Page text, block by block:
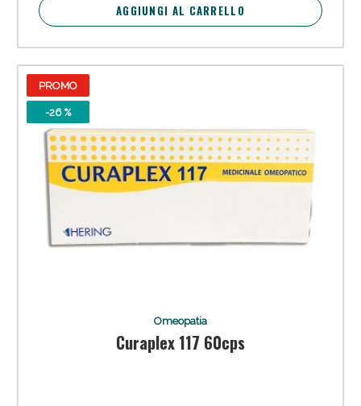
AGGIUNGI AL CARRELLO
PROMO
-26 %
Omeopatia
Curaplex 117 60cps